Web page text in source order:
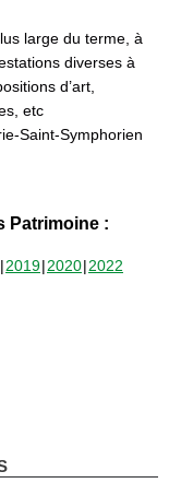
large du terme, à
diverses à
d’art,
etc
Saint-Symphorien
Patrimoine :
2019 2020 2022